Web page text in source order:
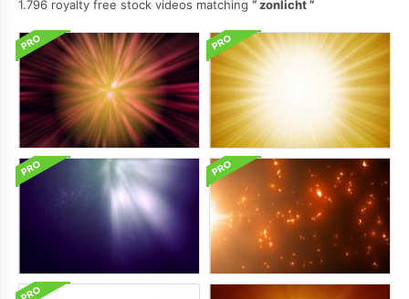
1.796 royalty free stock videos matching
zonlicht